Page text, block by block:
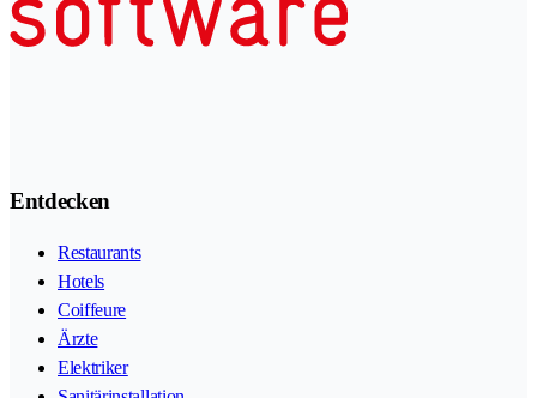
Entdecken
Restaurants
Hotels
Coiffeure
Ärzte
Elektriker